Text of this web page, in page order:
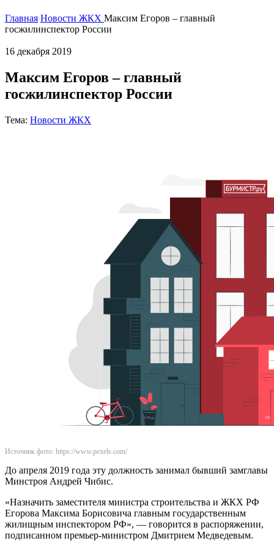
Главная Новости ЖКХ Максим Егоров – главный
госжилинспектор России
16 декабря 2019
Максим Егоров – главный
госжилинспектор России
Тема: Новости ЖКХ
Источник фото: https://www.pexels.com/
До апреля 2019 года эту должность занимал бывший замглавы
Минстроя Андрей Чибис.
«Назначить заместителя министра строительства и ЖКХ РФ
Егорова Максима Борисовича главным государственным
жилищным инспектором РФ», — говорится в распоряжении,
подписанном премьер-министром Дмитрием Медведевым.